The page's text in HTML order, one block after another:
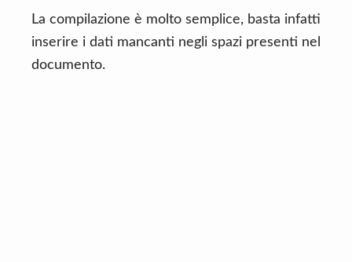
La compilazione è molto semplice, basta infatti
inserire i dati mancanti negli spazi presenti nel
documento.